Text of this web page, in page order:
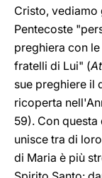
Cristo,
Pentecoste
preghiera con
fratelli di Lui" (At
sue preghiere il
ricoperta
59). Con
unisce tra di
di Maria è più